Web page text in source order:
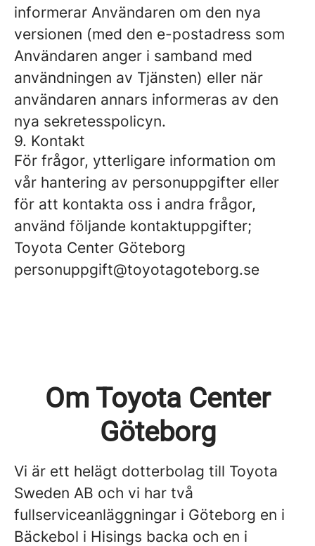
informerar Användaren om den nya
versionen (med den e-postadress som
Användaren anger i samband med
användningen av Tjänsten) eller när
användaren annars informeras av den
nya sekretesspolicyn.
9. Kontakt
För frågor, ytterligare information om
vår hantering av personuppgifter eller
för att kontakta oss i andra frågor,
använd följande kontaktuppgifter;
Toyota Center Göteborg
personuppgift@toyotagoteborg.se
Om Toyota Center
Göteborg
Vi är ett helägt dotterbolag till Toyota
Sweden AB och vi har två
fullserviceanläggningar i Göteborg en i
Bäckebol i Hisings backa och en i